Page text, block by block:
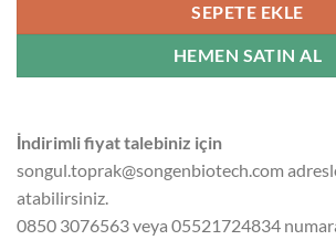
SEPETE EKLE
HEMEN SATIN AL
İndirimli fiyat talebiniz için
songul.toprak@songenbiotech.com
atabilirsiniz.
0850 3076563 veya 05521724834